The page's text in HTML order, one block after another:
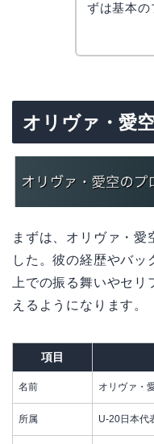
ずは基本の
オリヴァ・愛
まずは、オリヴァ・愛
した。彼の経歴やバッ
上での振る舞いやセ
えるようになります。
項目
名前 オリヴァ・
所属 U-20日本代